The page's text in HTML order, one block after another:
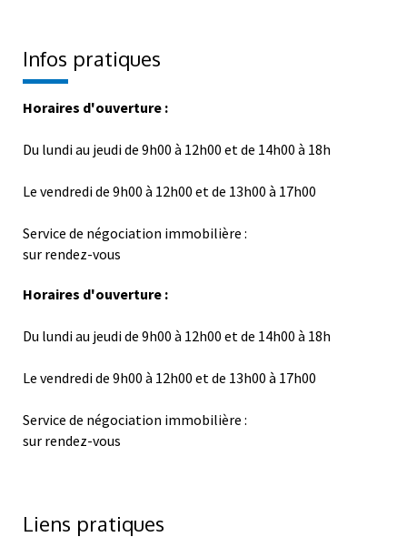
Infos pratiques
Horaires d'ouverture :
Du lundi au jeudi de 9h00 à 12h00 et de 14h00 à 18h
Le vendredi de 9h00 à 12h00 et de 13h00 à 17h00
Service de négociation immobilière :
sur rendez-vous
Horaires d'ouverture :
Du lundi au jeudi de 9h00 à 12h00 et de 14h00 à 18h
Le vendredi de 9h00 à 12h00 et de 13h00 à 17h00
Service de négociation immobilière :
sur rendez-vous
Liens pratiques